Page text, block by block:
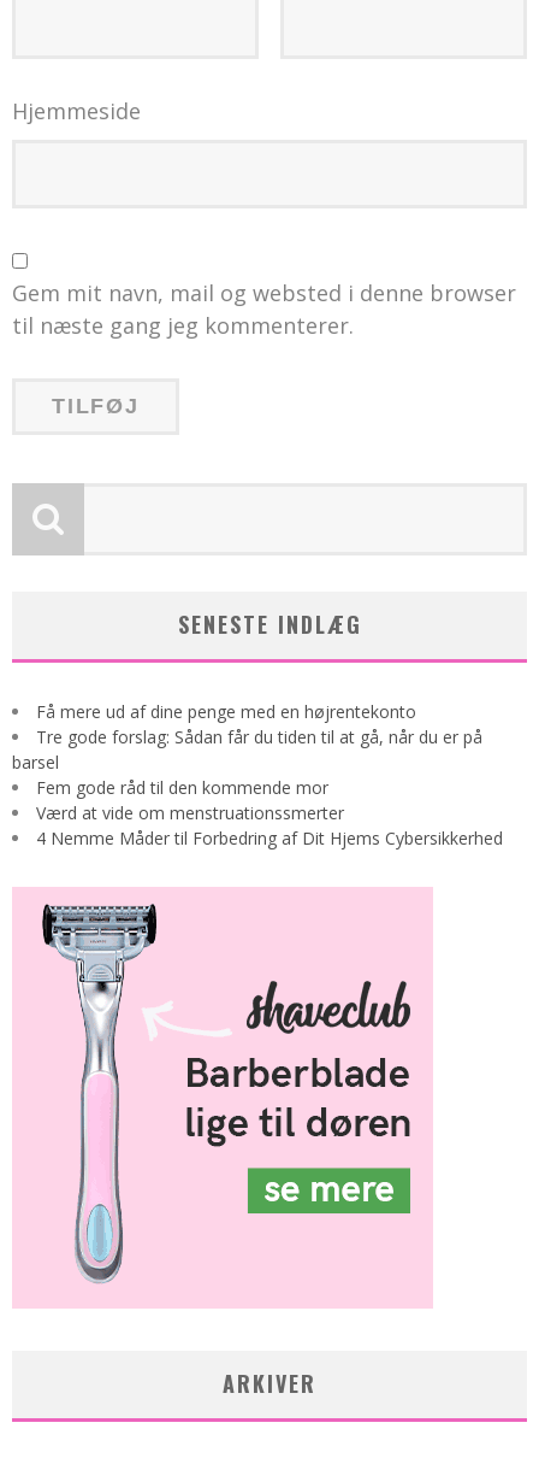
Hjemmeside
Gem mit navn, mail og websted i denne browser
til næste gang jeg kommenterer.
SENESTE INDLÆG
Få mere ud af dine penge med en højrentekonto
Tre gode forslag: Sådan får du tiden til at gå, når du er på
barsel
Fem gode råd til den kommende mor
Værd at vide om menstruationssmerter
4 Nemme Måder til Forbedring af Dit Hjems Cybersikkerhed
ARKIVER